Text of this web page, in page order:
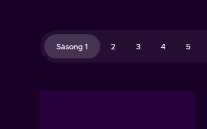
Säsong 1 2 3 4 5